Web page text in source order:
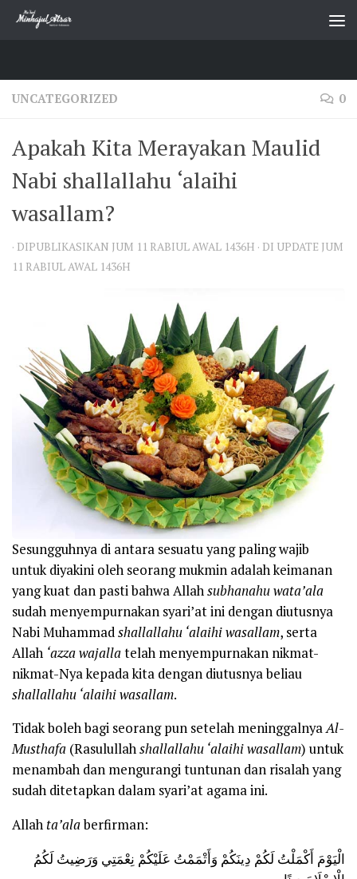
Skip to content
UNCATEGORIZED 0
Apakah Kita Merayakan Maulid
Nabi shallallahu ‘alaihi
wasallam?
· DIPUBLIKASIKAN JUM 11 RABIUL AWAL 1436H · DI UPDATE JUM
11 RABIUL AWAL 1436H
Sesungguhnya di antara sesuatu yang paling wajib
untuk diyakini oleh seorang mukmin adalah keimanan
yang kuat dan pasti bahwa Allahsubhanahu wata’ala
sudah menyempurnakan syari’at ini dengan diutusnya
Nabi Muhammadshallallahu ‘alaihi wasallam, serta
Allah ‘azza wajallatelah menyempurnakan nikmat-
nikmat-Nya kepada kita dengan diutusnya beliau
shallallahu ‘alaihi wasallam.
Tidak boleh bagi seorang pun setelah meninggalnyaAl-
Musthafa (Rasulullahshallallahu ‘alaihi wasallam) untuk
menambah dan mengurangi tuntunan dan risalah yang
sudah ditetapkan dalam syari’at agama ini.
Allah ta’alaberfirman:
الْيَوْمَ أَكْمَلْتُ لَكُمْ دِينَكُمْ وَأَتْمَمْتُ عَلَيْكُمْ نِعْمَتِي وَرَضِيتُ لَكُمُ